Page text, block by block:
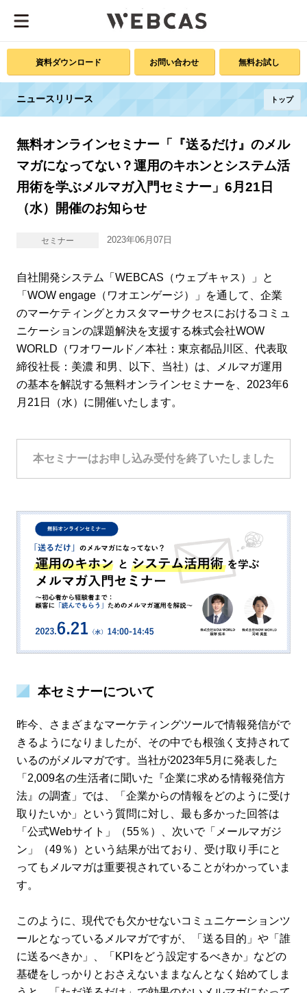
資料ダウンロード お問い合わせ 無料お試し
ニュースリリース トップ
無料オンラインセミナー「『送るだけ』のメル
マガになってない？運用のキホンとシステム活
用術を学ぶメルマガ入門セミナー」6月21日
（水）開催のお知らせ
セミナー 2023年06月07日
自社開発システム「WEBCAS（ウェブキャス）」と
「WOW engage（ワオエンゲージ）」を通して、企業
のマーケティングとカスタマーサクセスにおけるコミュ
ニケーションの課題解決を支援する株式会社WOW
WORLD（ワオワールド／本社：東京都品川区、代表取
締役社長：美濃 和男、以下、当社）は、メルマガ運用
の基本を解説する無料オンラインセミナーを、2023年6
月21日（水）に開催いたします。
本セミナーはお申し込み受付を終了いたしました
本セミナーについて
昨今、さまざまなマーケティングツールで情報発信がで
きるようになりましたが、その中でも根強く支持されて
いるのがメルマガです。当社が2023年5月に発表した
「2,009名の生活者に聞いた『企業に求める情報発信方
法』の調査」では、「企業からの情報をどのように受け
取りたいか」という質問に対し、最も多かった回答は
「公式Webサイト」（55％）、次いで「メールマガジ
ン」（49％）という結果が出ており、受け取り手にと
ってもメルマガは重要視されていることがわかっていま
す。
このように、現代でも欠かせないコミュニケーションツ
ールとなっているメルマガですが、「送る目的」や「誰
に送るべきか」、「KPIをどう設定するべきか」などの
基礎をしっかりとおさえないままなんとなく始めてしま